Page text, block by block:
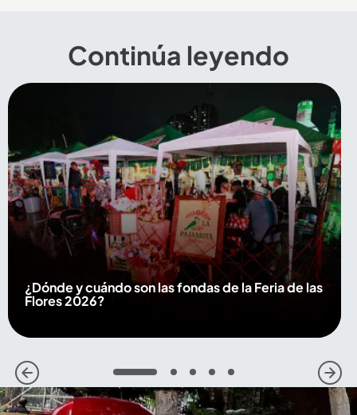
Continúa leyendo
¿Dónde y cuándo son las fondas de la Feria de las
Flores 2026?
1 2 3 4 5